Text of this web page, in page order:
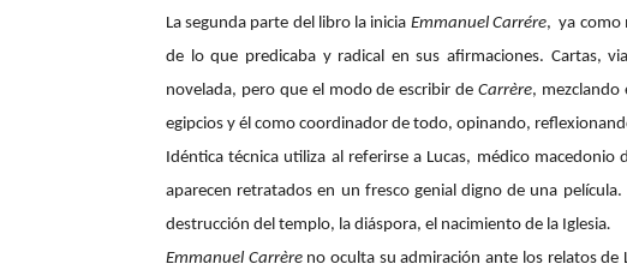
La segunda parte del libro la inicia Emmanuel Carrére, ya como
de lo que predicaba y radical en sus afirmaciones. Cartas,
novelada, pero que el modo de escribir deCarrère, mezclando
egipcios y él como coordinador de todo, opinando,
Idéntica técnica utiliza al referirse a Lucas, médico
aparecen retratados en un fresco genial digno de una
destrucción del templo, la diáspora, el nacimiento de la Iglesia.
Emmanuel Carrèreno oculta su admiración ante los relatos de